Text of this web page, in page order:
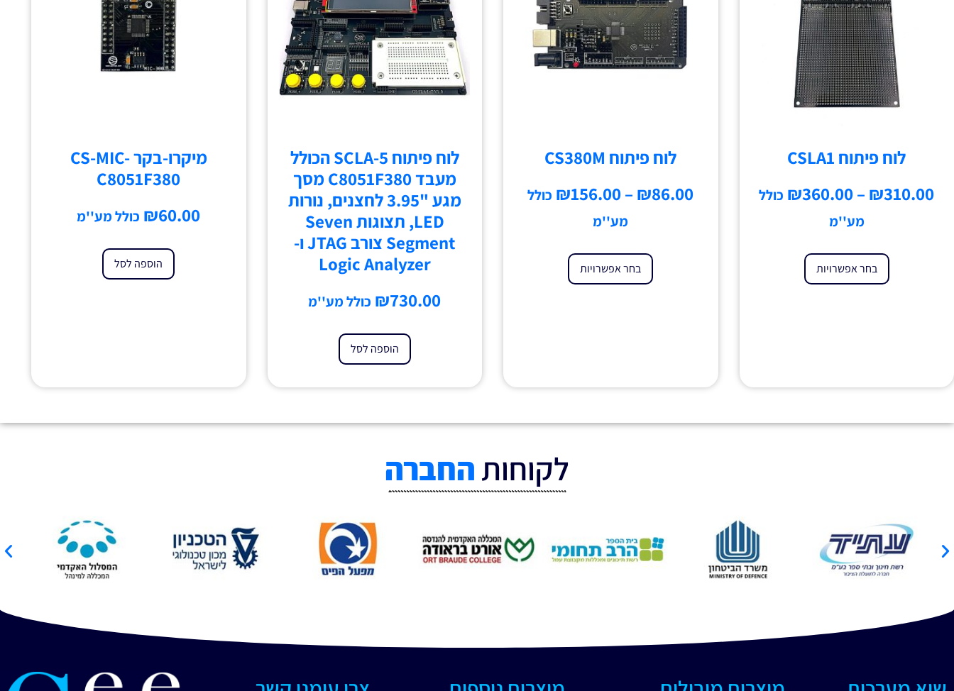
לוח פיתוח CSLA1
₪310.00
–
₪360.00
כולל
מע''מ
בחר אפשרויות
לוח פיתוח CS380M
₪86.00
–
₪156.00
כולל
מע''מ
בחר אפשרויות
לוח פיתוח SCLA-5 הכולל
מעבד C8051F380 מסך
מגע "3.95 לחצנים, נורות
LED, תצוגות Seven
Segment צורב JTAG ו-
Logic Analyzer
₪730.00 כולל מע''מ
הוספה לסל
מיקרו-בקר CS-MIC-
C8051F380
₪60.00 כולל מע''מ
הוספה לסל
לקוחותהחברה